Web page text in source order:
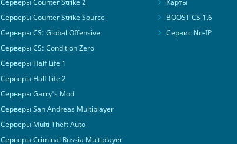
Серверы Counter Strike 2
Серверы Counter Strike Source
Серверы CS: Global Offensive
Серверы CS: Condition Zero
Серверы Half Life 1
Серверы Half Life 2
Серверы Garry's Mod
Серверы San Andreas Multiplayer
Серверы Multi Theft Auto
Серверы Criminal Russia Multiplayer
Карты
BOOST CS 1.6
Сервис No-IP